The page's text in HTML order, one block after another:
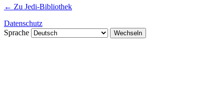
← Zu Jedi-Bibliothek
Datenschutz
Sprache